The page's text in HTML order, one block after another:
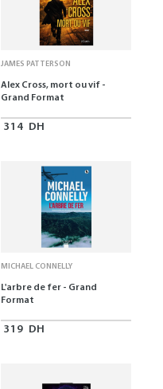
JAMES PATTERSON
Alex Cross, mort ou vif -
Grand Format
314 DH
MICHAEL CONNELLY
L'arbre de fer - Grand
Format
319 DH